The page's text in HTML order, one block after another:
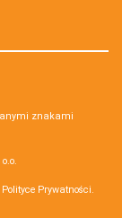
znakami
Polityce Prywatności.